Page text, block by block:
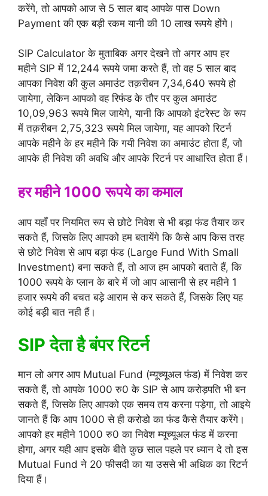
करेंगे, तो आपको आज से 5 साल बाद आपके पास Down
Payment की एक बड़ी रकम यानी की 10 लाख रूपये होंगे।
SIP Calculator के मुताबिक अगर देखने तो अगर आप हर
महीने SIP में 12,244 रूपये जमा करते हैं, तो वह 5 साल बाद
आपका निवेश की कुल अमाउंट तक़रीबन 7,34,640 रूपये हो
जायेगा, लेकिन आपको वह रिफंड के तौर पर कुल अमाउंट
10,09,963 रूपये मिल जायेगे, यानी कि आपको इंटरेस्ट के रूप
में तक़रीबन 2,75,323 रूपये मिल जायेगा, यह आपको रिटर्न
आपके महीने के हर महीने कि गयी निवेश का अमाउंट होता हैं, जो
आपके ही निवेश की अवधि और आपके रिटर्न पर आधारित होता हैं।
हर महीने 1000 रूपये का कमाल
आप यहाँ पर नियमित रूप से छोटे निवेश से भी बड़ा फंड तैयार कर
सकते हैं, जिसके लिए आपको हम बतायेंगे कि कैसे आप किस तरह
से छोटे निवेश से आप बड़ा फंड (Large Fund With Small
Investment) बना सकते हैं, तो आज हम आपको बताते हैं, कि
1000 रूपये के प्लान के बारे में जो आप आसानी से हर महीने 1
हजार रूपये की बचत बड़े आराम से कर सकते हैं, जिसके लिए यह
कोई बड़ी बात नही हैं।
SIP देता है बंपर रिटर्न
मान लो अगर आप Mutual Fund (म्यूच्यूअल फंड) में निवेश कर
सकते हैं, तो आपके 1000 रु0 के SIP से आप करोड़पति भी बन
सकते हैं, जिसके लिए आपको एक समय तय करना पड़ेगा, तो आइये
जानते हैं कि आप 1000 से ही करोडो का फंड कैसे तैयार करेंगे।
आपको हर महीने 1000 रु0 का निवेश म्यूच्यूअल फंड में करना
होगा, अगर यही आप इसके बीते कुछ साल पहले पर ध्यान दे तो इस
Mutual Fund ने 20 फीसदी का या उससे भी अधिक का रिटर्न
दिया हैं।